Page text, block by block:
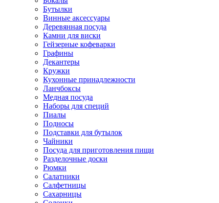
Бутылки
Винные аксессуары
Деревянная посуда
Камни для виски
Гейзерные кофеварки
Графины
Декантеры
Кружки
Кухонные принадлежности
Ланчбоксы
Медная посуда
Наборы для специй
Пиалы
Подносы
Подставки для бутылок
Чайники
Посуда для приготовления пищи
Разделочные доски
Рюмки
Салатники
Салфетницы
Сахарницы